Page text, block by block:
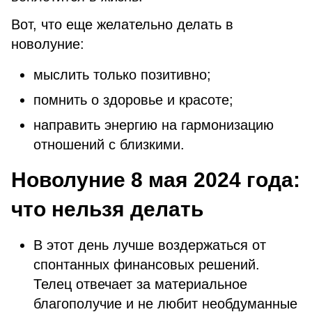
Вот, что еще желательно делать в
новолуние:
мыслить только позитивно;
помнить о здоровье и красоте;
направить энергию на гармонизацию
отношений с близкими.
Новолуние 8 мая 2024 года:
что нельзя делать
В этот день лучше воздержаться от
спонтанных финансовых решений.
Телец отвечает за материальное
благополучие и не любит необдуманные